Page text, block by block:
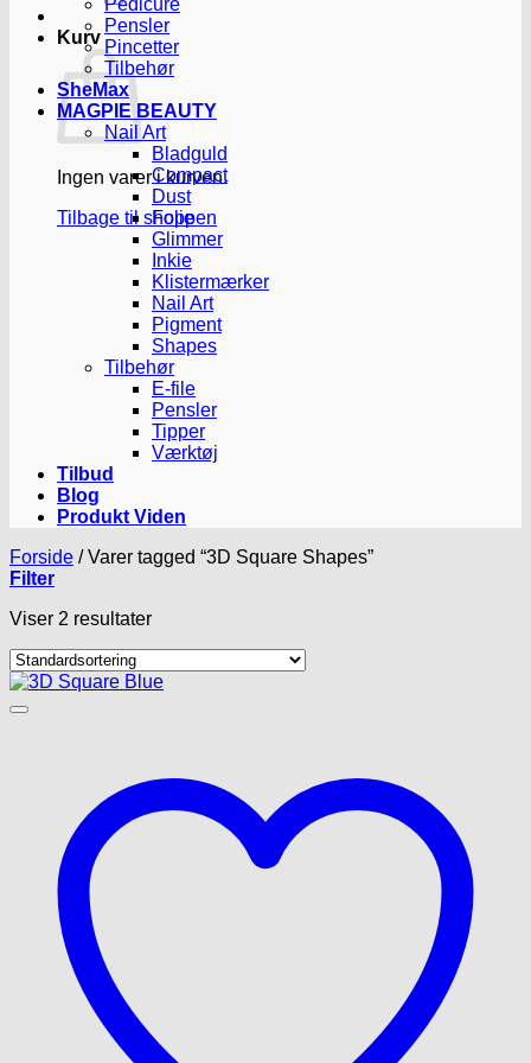
Kurv
Ingen varer i kurven.
Tilbage til shoppen
Pedicure
Pensler
Pincetter
Tilbehør
SheMax
MAGPIE BEAUTY
Nail Art
Bladguld
Compact
Dust
Folie
Glimmer
Inkie
Klistermærker
Nail Art
Pigment
Shapes
Tilbehør
E-file
Pensler
Tipper
Værktøj
Tilbud
Blog
Produkt Viden
Forside /Varer tagged “3D Square Shapes”
Filter
Viser 2 resultater